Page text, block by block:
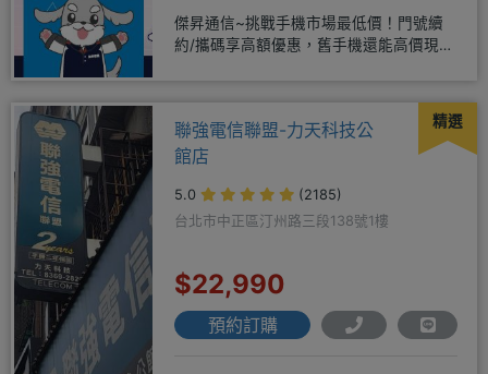
傑昇通信~挑戰手機市場最低價！門號續
約/攜碼享高額優惠，舊手機還能高價現金
精選
聯強電信聯盟-力天科技公
館店
5.0
(2185)
台北市中正區汀州路三段138號1樓
$22,990
預約訂購